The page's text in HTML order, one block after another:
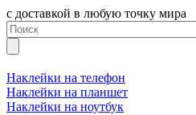
с доставкой в любую точку мира
Наклейки на телефон
Наклейки на планшет
Наклейки на ноутбук